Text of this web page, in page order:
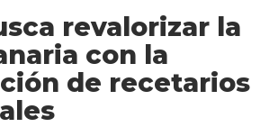
revalorizar la
con la
de recetarios